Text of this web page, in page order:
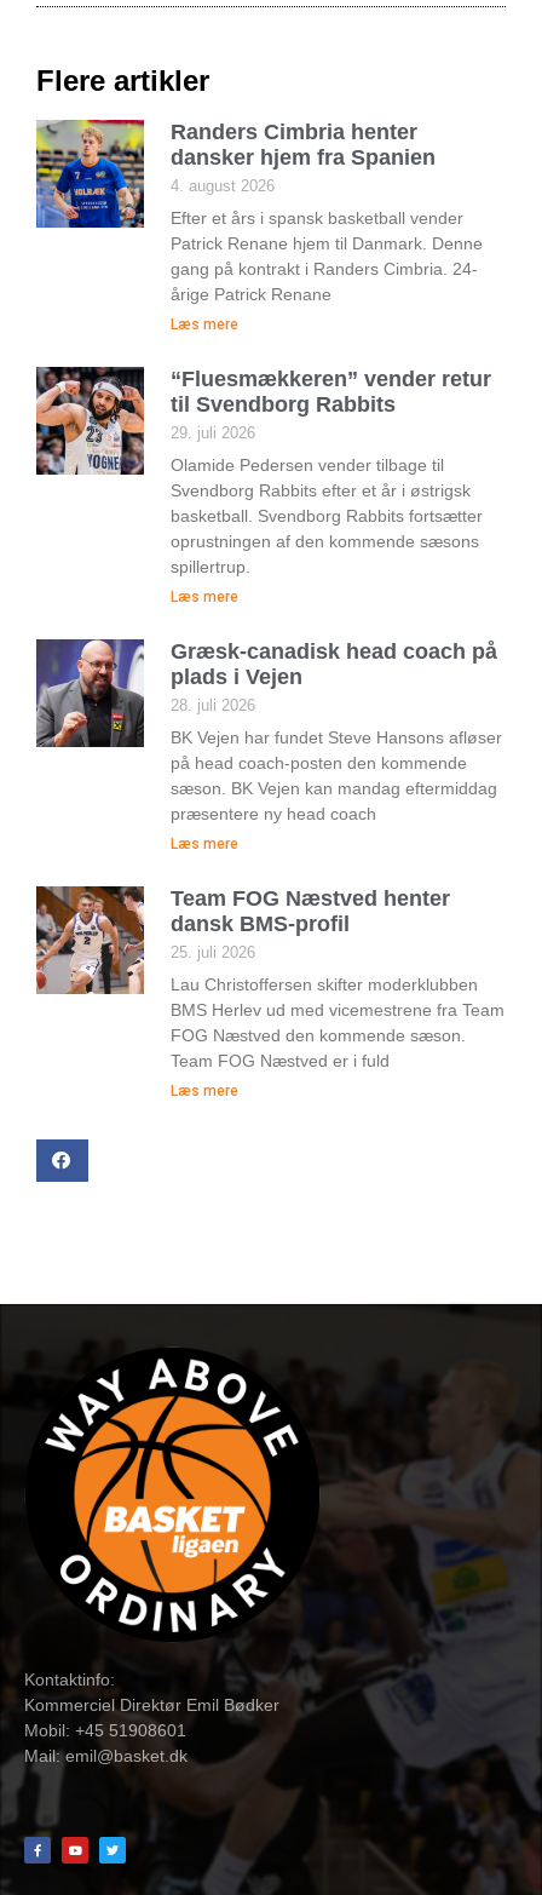
Flere artikler
Randers Cimbria henter
dansker hjem fra Spanien
4. august 2026
Efter et års i spansk basketball vender
Patrick Renane hjem til Danmark. Denne
gang på kontrakt i Randers Cimbria. 24-
årige Patrick Renane
Læs mere
“Fluesmækkeren” vender retur
til Svendborg Rabbits
29. juli 2026
Olamide Pedersen vender tilbage til
Svendborg Rabbits efter et år i østrigsk
basketball. Svendborg Rabbits fortsætter
oprustningen af den kommende sæsons
spillertrup.
Læs mere
Græsk-canadisk head coach på
plads i Vejen
28. juli 2026
BK Vejen har fundet Steve Hansons afløser
på head coach-posten den kommende
sæson. BK Vejen kan mandag eftermiddag
præsentere ny head coach
Læs mere
Team FOG Næstved henter
dansk BMS-profil
25. juli 2026
Lau Christoffersen skifter moderklubben
BMS Herlev ud med vicemestrene fra Team
FOG Næstved den kommende sæson.
Team FOG Næstved er i fuld
Læs mere
Kontaktinfo:
Kommerciel Direktør Emil Bødker
Mobil: +45 51908601
Mail:emil@basket.dk